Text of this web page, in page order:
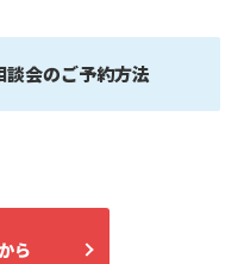
会のご予約方法
ら